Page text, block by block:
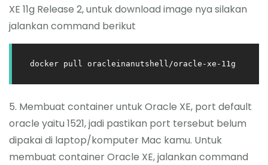
XE 11g Release 2, untuk download image nya silakan
jalankan command berikut
docker pull oracleinanutshell/oracle-xe-11g
5. Membuat container untuk Oracle XE, port default
oracle yaitu 1521, jadi pastikan port tersebut belum
dipakai di laptop/komputer Mac kamu. Untuk
membuat container Oracle XE, jalankan command